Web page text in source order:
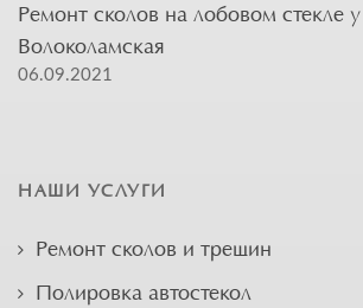
Ремонт сколов на лобовом стекле
Волоколамская
06.09.2021
НАШИ УСЛУГИ
Ремонт сколов и трещин
Полировка автостекол